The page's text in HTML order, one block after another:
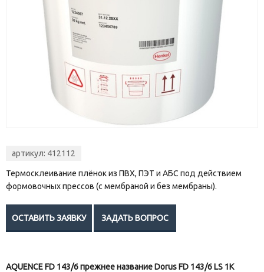
артикул: 412112
Термосклеивание плёнок из ПВХ, ПЭТ и АБС под действием
формовочных прессов (с мембраной и без мембраны).
AQUENCE FD 143/6 прежнее название Dorus FD 143/6 LS 1К